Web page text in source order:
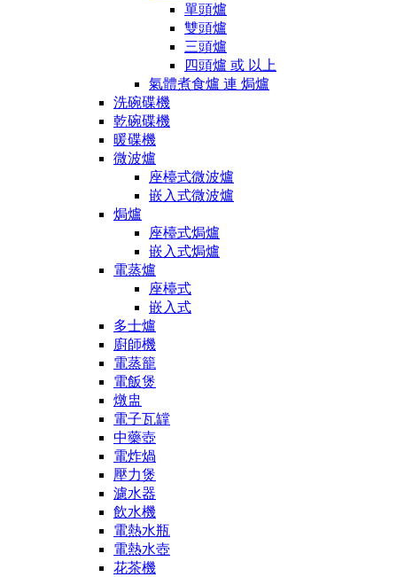
單頭爐
雙頭爐
三頭爐
四頭爐 或 以上
氣體煮食爐 連 焗爐
洗碗碟機
乾碗碟機
暖碟機
微波爐
座檯式微波爐
嵌入式微波爐
焗爐
座檯式焗爐
嵌入式焗爐
電蒸爐
座檯式
嵌入式
多士爐
廚師機
電蒸籠
電飯煲
燉盅
電子瓦罉
中藥壺
電炸煱
壓力煲
濾水器
飲水機
電熱水瓶
電熱水壺
花茶機